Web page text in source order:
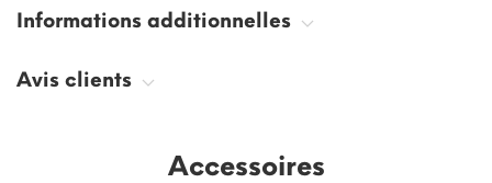
Informations additionnelles
Avis clients
Accessoires